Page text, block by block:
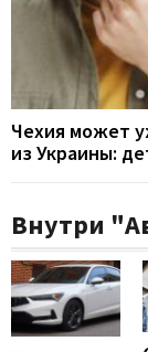
Чехия может
из Украины:
Внутри